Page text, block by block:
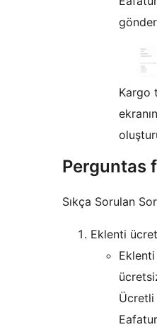
Kargo
Perguntas
Sıkça Sorulan
Eklenti
Eklenti